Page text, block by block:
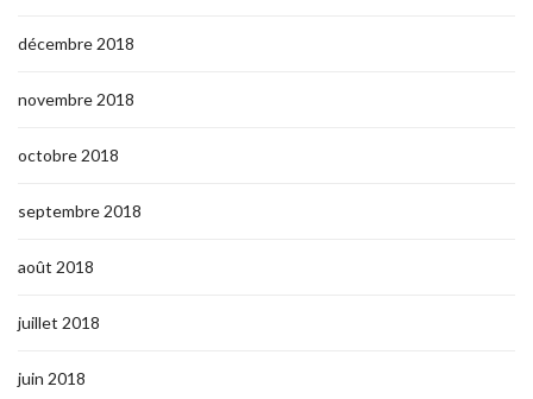
décembre 2018
novembre 2018
octobre 2018
septembre 2018
août 2018
juillet 2018
juin 2018